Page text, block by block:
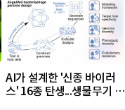
AI가 설계한 '신종 바이러
스' 16종 탄생...생물무기 악